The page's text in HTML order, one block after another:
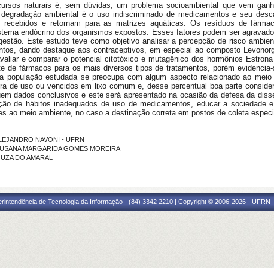
naturais é, sem dúvidas, um problema socioambiental que vem
ambiental é o uso indiscriminado de medicamentos e seu
e retornam para as matrizes aquáticas. Os resíduos de
endócrino dos organismos expostos. Esses fatores podem ser
Este estudo teve como objetivo analisar a percepção de risco
dando destaque aos contraceptivos, em especial ao composto
e comparar o potencial citotóxico e mutagênico dos hormônios
de fármacos para os mais diversos tipos de tratamentos, porém
população estudada se preocupa com algum aspecto relacionado ao
de uso ou vencidos em lixo comum e, desse percentual boa parte
dados conclusivos e este será apresentado na ocasião da defesa da
de hábitos inadequados de uso de medicamentos, educar a
ao meio ambiente, no caso a destinação correta em postos de coleta
NAVONI - UFRN
MARGARIDA GOMES MOREIRA
DO AMARAL
de Tecnologia da Informação - (84) 3342 2210 | Copyright © 2006-2026 -